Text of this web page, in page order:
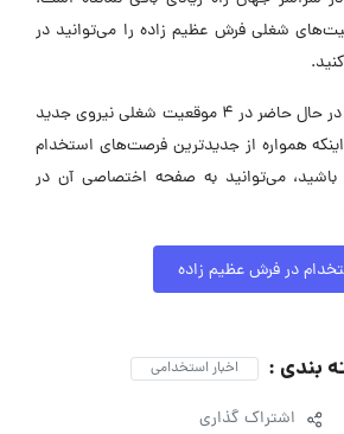
شغلی فرش عظیم زاده را می‌توانید در
فرش عظیم زاده در حال حاضر در ۴ موقعیت شغلی نیروی جدید
همواره از جدیدترین فرصت‌های استخدام
می‌توانید به صفحه اختصاصی آن در
در فرش عظیم زاده
بندی : اخبار استخدامی
اشتراک گذاری